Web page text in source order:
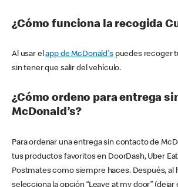
¿Cómo funciona la recogida
Al usar elapp de McDonald'spuedes recoger
sin tener que salir del vehículo.
¿Cómo ordeno para entrega
McDonald’s?
Para ordenar una entrega sin contacto de
tus productos favoritos en DoorDash, Uber
Postmates como siempre haces. Después, al
selecciona la opción “Leave at my door” (dejar